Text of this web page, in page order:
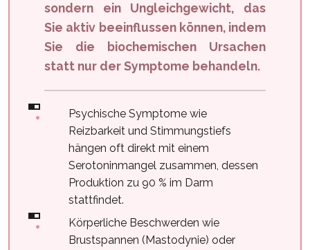
sondern ein Ungleichgewicht, das
Sie aktiv beeinflussen können, indem
Sie die biochemischen Ursachen
statt nur der Symptome behandeln.
Psychische Symptome wie
Reizbarkeit und Stimmungstiefs
hängen oft direkt mit einem
Serotoninmangel zusammen, dessen
Produktion zu 90 % im Darm
stattfindet.
Körperliche Beschwerden wie
Brustspannen (Mastodynie) oder